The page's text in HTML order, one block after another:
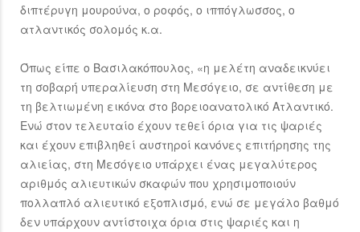
διπτέρυγη μουρούνα, o ροφός, ο ιππόγλωσσος, ο
ατλαντικός σολομός κ.α.
Όπως είπε ο Βασιλακόπουλος, «η μελέτη αναδεικνύει
τη σοβαρή υπεραλίευση στη Μεσόγειο, σε αντίθεση με
τη βελτιωμένη εικόνα στο βορειοανατολικό Ατλαντικό.
Ενώ στον τελευταίο έχουν τεθεί όρια για τις ψαριές
και έχουν επιβληθεί αυστηροί κανόνες επιτήρησης της
αλιείας, στη Μεσόγειο υπάρχει ένας μεγαλύτερος
αριθμός αλιευτικών σκαφών που χρησιμοποιούν
πολλαπλό αλιευτικό εξοπλισμό, ενώ σε μεγάλο βαθμό
δεν υπάρχουν αντίστοιχα όρια στις ψαριές και η